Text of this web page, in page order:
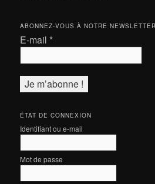
ABONNEZ-VOUS À NOTRE NEWSLETTER
E-mail *
ÉTAT DE CONNEXION
Identifiant ou e-mail
Mot de passe